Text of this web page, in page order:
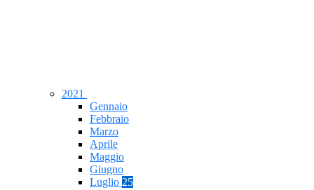
2021
Gennaio
Febbraio
Marzo
Aprile
Maggio
Giugno
Luglio 25